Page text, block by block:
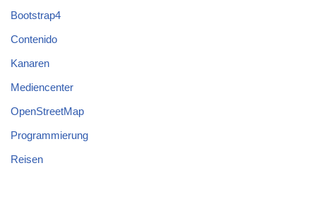
Bootstrap4
Contenido
Kanaren
Mediencenter
OpenStreetMap
Programmierung
Reisen